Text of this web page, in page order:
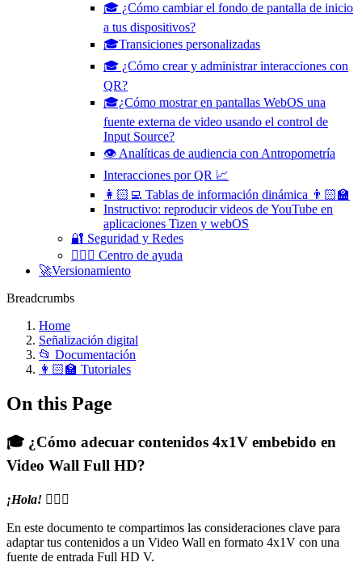
🎓 ¿Cómo cambiar el fondo de pantalla de inicio
a tus dispositivos?
🎓Transiciones personalizadas
🎓 ¿Cómo crear y administrar interacciones con
QR?
🎓¿Cómo mostrar en pantallas WebOS una
fuente externa de video usando el control de
Input Source?
👁️ Analíticas de audiencia con Antropometría
Interacciones por QR 📈
👩🏻‍💻 Tablas de información dinámica 👨🏻‍🏫
Instructivo: reproducir videos de YouTube en
aplicaciones Tizen y webOS
🔐 Seguridad y Redes
🧏🏻‍♀️ Centro de ayuda
🚀Versionamiento
Breadcrumbs
Home
Señalización digital
📂 Documentación
👩🏻‍🏫 Tutoriales
On this Page
🎓 ¿Cómo adecuar contenidos 4x1V embebido en
Video Wall Full HD?
¡Hola! 🙋🏻‍♀️
En este documento te compartimos las consideraciones clave para
adaptar tus contenidos a un Video Wall en formato 4x1V con una
fuente de entrada Full HD V.